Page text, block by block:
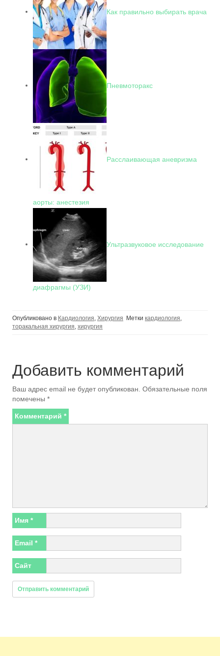
Как правильно выбирать врача
Пневмоторакс
Расслаивающая аневризма
аорты: анестезия
Ультразвуковое исследование
диафрагмы (УЗИ)
Опубликовано в Кардиология Хирургия Метки кардиология
торакальная хирургия хирургия
Добавить комментарий
Ваш адрес email не будет опубликован. Обязательные поля
помечены *
Комментарий *
Имя *
Email *
Сайт